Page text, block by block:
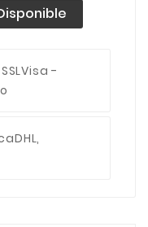
Visa -
DHL,